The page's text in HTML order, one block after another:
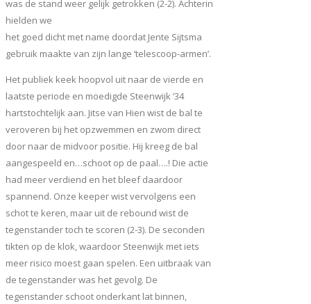
was de stand weer gelijk getrokken (2-2). Achterin
hielden we
het goed dicht met name doordat Jente Sijtsma
gebruik maakte van zijn lange ‘telescoop-armen’.
Het publiek keek hoopvol uit naar de vierde en
laatste periode en moedigde Steenwijk ’34
hartstochtelijk aan. Jitse van Hien wist de bal te
veroveren bij het opzwemmen en zwom direct
door naar de midvoor positie. Hij kreeg de bal
aangespeeld en…schoot op de paal….! Die actie
had meer verdiend en het bleef daardoor
spannend. Onze keeper wist vervolgens een
schot te keren, maar uit de rebound wist de
tegenstander toch te scoren (2-3). De seconden
tikten op de klok, waardoor Steenwijk met iets
meer risico moest gaan spelen. Een uitbraak van
de tegenstander was het gevolg. De
tegenstander schoot onderkant lat binnen,